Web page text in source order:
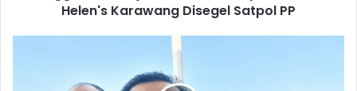
Helen's Karawang Disegel Satpol PP